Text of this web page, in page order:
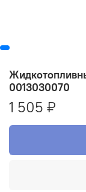
0013030070
1 505 ₽